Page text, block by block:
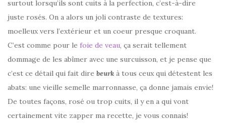
surtout lorsqu’ils sont cuits à la perfection, c’est-à-dire
juste rosés. On a alors un joli contraste de textures:
moelleux vers l’extérieur et un coeur presque croquant.
C’est comme pour le foie de veau, ça serait tellement
dommage de les abîmer avec une surcuisson, et je pense que
c’est ce détail qui fait dire beurk à tous ceux qui détestent les
abats: une vieille semelle marronnasse, ça donne jamais envie!
De toutes façons, rosé ou trop cuits, il y en a qui vont
certainement vite zapper ma recette, je vous connais!